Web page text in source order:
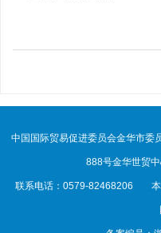
中国国际贸易促进委员会金华市委
888号金华世贸
联系电话：0579-82468206